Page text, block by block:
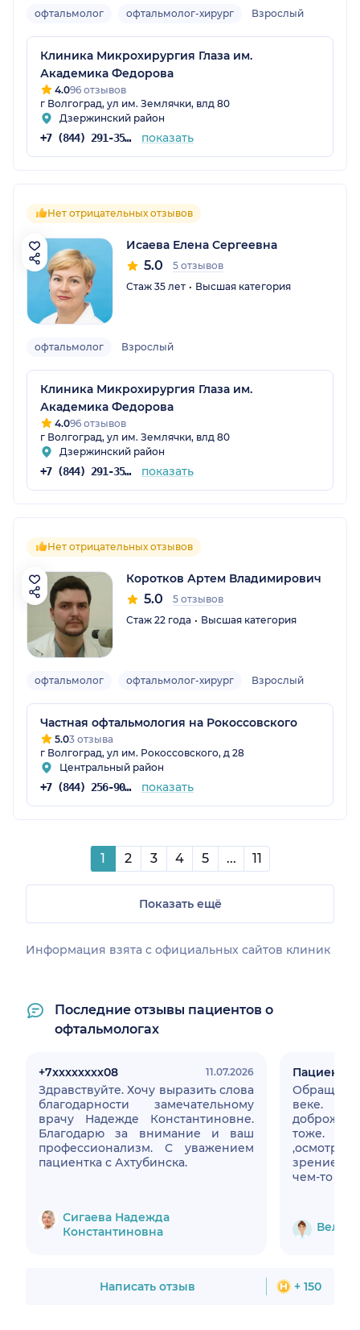
офтальмолог офтальмолог-хирург Взрослый
Клиника Микрохирургия Глаза им.
Академика Федорова
4.096 отзывов
г Волгоград, ул им. Землячки, влд 80
Дзержинский район
+7 (844) 291-35-35 показать
Нет отрицательных отзывов
Исаева Елена Сергеевна
5.0
5 отзывов
Стаж 35 лет
Высшая категория
офтальмолог Взрослый
Клиника Микрохирургия Глаза им.
Академика Федорова
4.096 отзывов
г Волгоград, ул им. Землячки, влд 80
Дзержинский район
+7 (844) 291-35-35 показать
Нет отрицательных отзывов
Коротков Артем Владимирович
5.0
5 отзывов
Стаж 22 года
Высшая категория
офтальмолог офтальмолог-хирург Взрослый
Частная офтальмология на Рокоссовского
5.03 отзыва
г Волгоград, ул им. Рокоссовского, д 28
Центральный район
+7 (844) 256-90-90 показать
1 2 3 4 5 ... 11
Показать ещё
Информация взята c официальных сайтов клиник
Последние отзывы пациентов о
офтальмологах
+7xxxxxxxx08 11.07.2026
Здравствуйте. Хочу выразить слова
благодарности замечательному
врачу Надежде Константиновне.
Благодарю за внимание и ваш
профессионализм. С уважением
пациентка с Ахтубинска.
Сигаева Надежда
Константиновна
Пациент
Обращалась с
веке. Врач
тоже.
зрение, спросила, пробовала ли я
чем-то лечить самостоятельно,
Написать отзыв + 150